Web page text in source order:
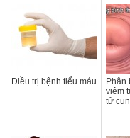
Điều trị bệnh tiểu máu
Phân
viêm
tử